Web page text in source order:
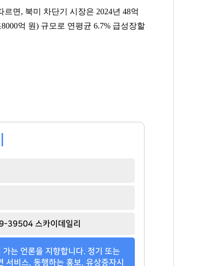
면, 북미 차단기 시장은 2024년 48억
억 원) 규모로 연평균 6.7% 급성장할
39504 스카이데일리
는 언론을 지향합니다. 정기 또는
서비스, 동행하는 홍보, 유상증자시